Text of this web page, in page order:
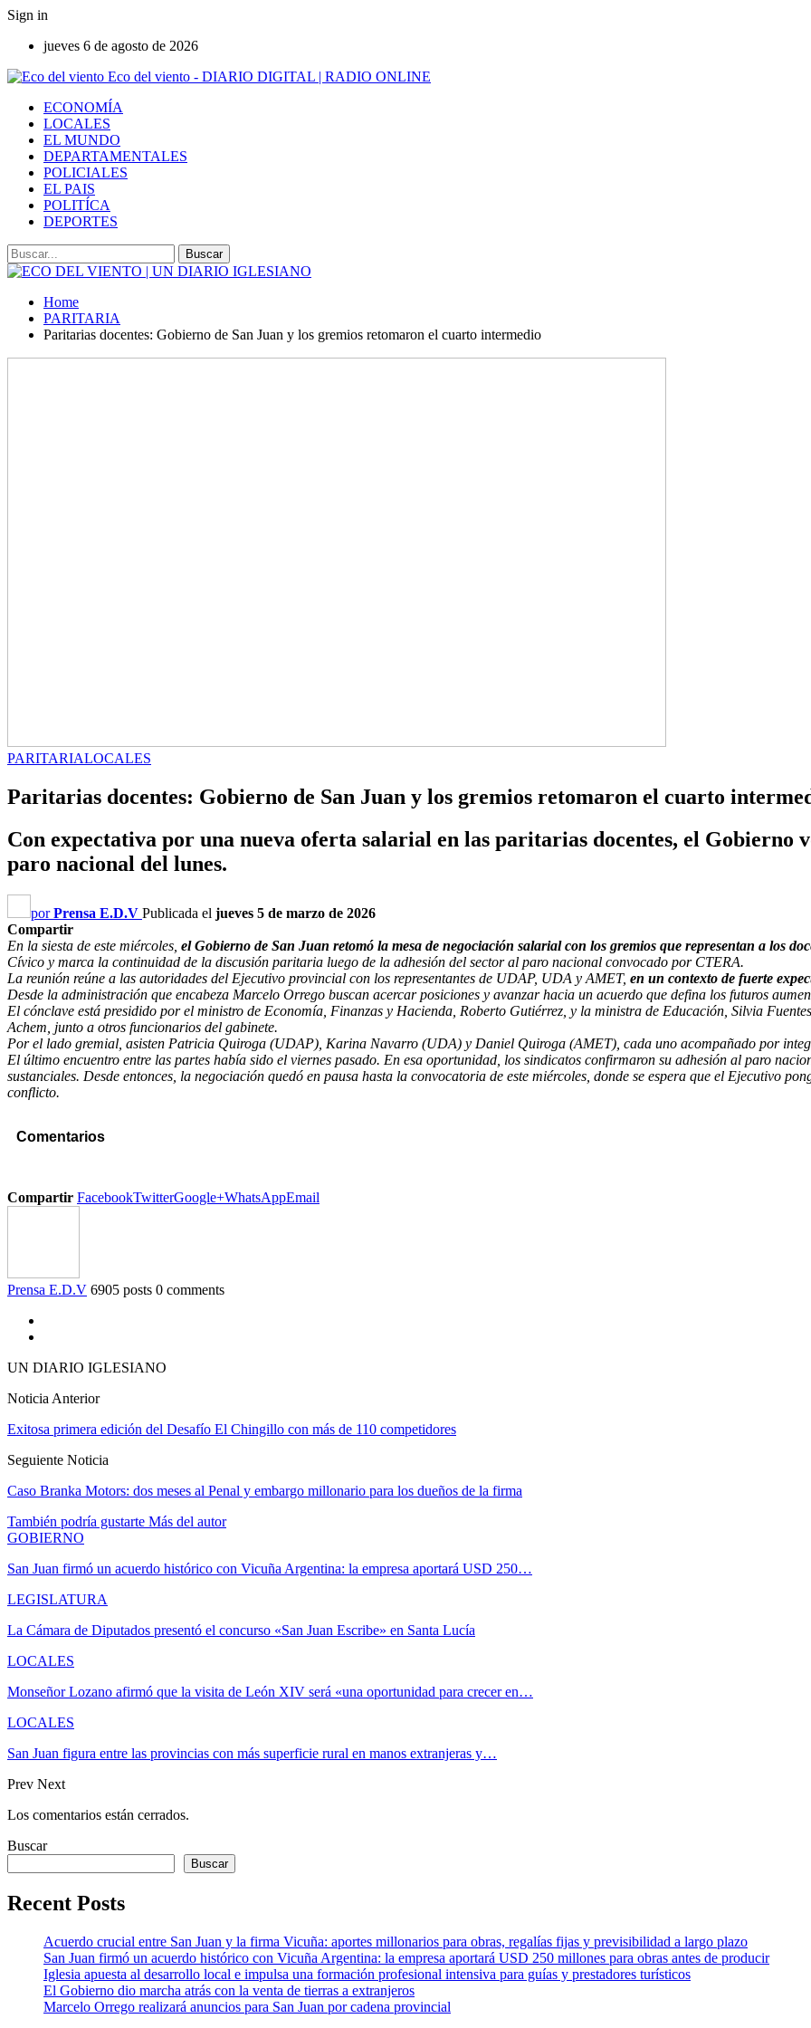
Sign in
jueves 6 de agosto de 2026
Eco del viento - DIARIO DIGITAL | RADIO ONLINE
ECONOMÍA
LOCALES
EL MUNDO
DEPARTAMENTALES
POLICIALES
EL PAIS
POLITÍCA
DEPORTES
Home
PARITARIA
Paritarias docentes: Gobierno de San Juan y los gremios retomaron el cuarto intermedio
PARITARIALOCALES
Paritarias docentes: Gobierno de San Juan y los gremios retomaron el cuarto
Con expectativa por una nueva oferta salarial en las paritarias docentes, el Gobierno
paro nacional del lunes.
porPrensa E.D.V Publicada el jueves 5 de marzo de 2026
Compartir
En la siesta de este miércoles, el Gobierno de San Juan retomó la mesa de negociación salarial con los gremios que representan a los
Cívico y marca la continuidad de la discusión paritaria luego de la adhesión del sector al paro nacional convocado por CTERA.
La reunión reúne a las autoridades del Ejecutivo provincial con los representantes de UDAP, UDA y AMET, en un contexto de fuerte
Desde la administración que encabeza Marcelo Orrego buscan acercar posiciones y avanzar hacia un acuerdo que defina los futuros
El cónclave está presidido por el ministro de Economía, Finanzas y Hacienda, Roberto Gutiérrez, y la ministra de Educación, Silvia
Achem, junto a otros funcionarios del gabinete.
Por el lado gremial, asisten Patricia Quiroga (UDAP), Karina Navarro (UDA) y Daniel Quiroga (AMET), cada uno acompañado por
El último encuentro entre las partes había sido el viernes pasado. En esa oportunidad, los sindicatos confirmaron su adhesión al paro
sustanciales. Desde entonces, la negociación quedó en pausa hasta la convocatoria de este miércoles, donde se espera que el Ejecutivo
conflicto.
Comentarios
Compartir FacebookTwitterGoogle+WhatsAppEmail
Prensa E.D.V 6905 posts 0 comments
UN DIARIO IGLESIANO
Noticia Anterior
Exitosa primera edición del Desafío El Chingillo con más de 110 competidores
Seguiente Noticia
Caso Branka Motors: dos meses al Penal y embargo millonario para los dueños de la firma
También podría gustarte Más del autor
GOBIERNO
San Juan firmó un acuerdo histórico con Vicuña Argentina: la empresa aportará USD 250…
LEGISLATURA
La Cámara de Diputados presentó el concurso «San Juan Escribe» en Santa Lucía
LOCALES
Monseñor Lozano afirmó que la visita de León XIV será «una oportunidad para crecer en…
LOCALES
San Juan figura entre las provincias con más superficie rural en manos extranjeras y…
Prev Next
Los comentarios están cerrados.
Buscar
Buscar
Recent Posts
Acuerdo crucial entre San Juan y la firma Vicuña: aportes millonarios para obras, regalías fijas y previsibilidad a largo plazo
San Juan firmó un acuerdo histórico con Vicuña Argentina: la empresa aportará USD 250 millones para obras antes de producir
Iglesia apuesta al desarrollo local e impulsa una formación profesional intensiva para guías y prestadores turísticos
El Gobierno dio marcha atrás con la venta de tierras a extranjeros
Marcelo Orrego realizará anuncios para San Juan por cadena provincial